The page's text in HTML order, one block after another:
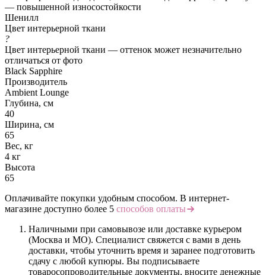
— повышенной износостойкости
Шенилл
Цвет интерьерной ткани
?
Цвет интерьерной ткани — оттенок может незначительно
отличаться от фото
Black Sapphire
Производитель
Ambient Lounge
Глубина, см
40
Ширина, см
65
Вес, кг
4 кг
Высота
65
Оплачивайте покупки удобным способом. В интернет-
магазине доступно более 5 способов оплаты
Наличными при самовывозе или доставке курьером
(Москва и МО). Специалист свяжется с вами в день
доставки, чтобы уточнить время и заранее подготовить
сдачу с любой купюры. Вы подписываете
товаросопроводительные документы, вносите денежные